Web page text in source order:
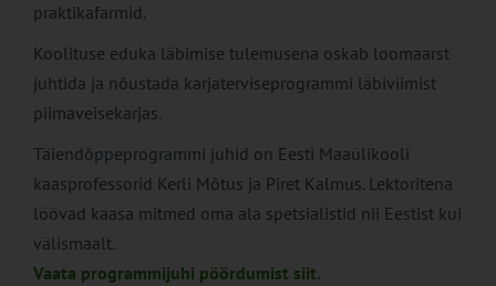
praktikafarmid.
Koolituse eduka läbimise tulemusena oskab loomaarst
juhtida ja nõustada karjaterviseprogrammi läbiviimist
piimaveisekarjas.
Täiendõppeprogrammi juhid on Eesti Maaülikooli
kaasprofessorid Kerli Mõtus ja Piret Kalmus. Lektoritena
löövad kaasa mitmed oma ala spetsialistid nii Eestist kui
välismaalt.
Vaata programmijuhi pöördumist siit.